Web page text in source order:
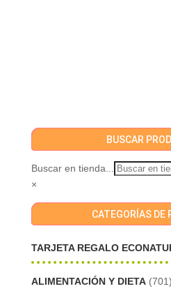
BUSCAR
Buscar en tienda...
×
CATEGORÍAS DE
TARJETA REGALO
ALIMENTACIÓN Y DIETA (701)